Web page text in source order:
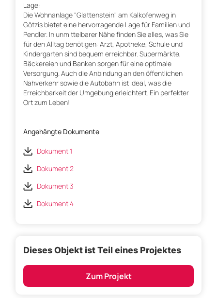
Lage:
Die Wohnanlage "Glattenstein" am Kalkofenweg in
Götzis bietet eine hervorragende Lage für Familien und
Pendler. In unmittelbarer Nähe finden Sie alles, was Sie
für den Alltag benötigen: Arzt, Apotheke, Schule und
Kindergarten sind bequem erreichbar. Supermärkte,
Bäckereien und Banken sorgen für eine optimale
Versorgung. Auch die Anbindung an den öffentlichen
Nahverkehr sowie die Autobahn ist ideal, was die
Erreichbarkeit der Umgebung erleichtert. Ein perfekter
Ort zum Leben!
Angehängte Dokumente
Dokument 1
Dokument 2
Dokument 3
Dokument 4
Dieses Objekt ist Teil eines Projektes
Zum Projekt